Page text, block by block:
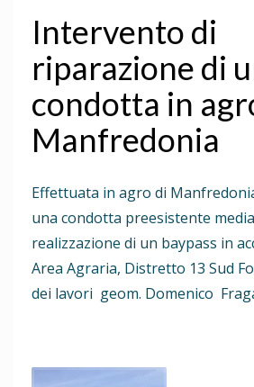
Intervento di
riparazione di
condotta in
Manfredonia
Effettuata in agro di
una condotta preesistente
realizzazione di un baypass in
Area Agraria, Distretto 13 Sud
dei lavori geom. Domenico